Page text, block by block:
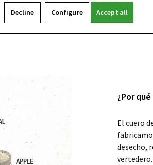
¿Por
El cuero
desecho,
vertedero.
Decline Configure Accept all